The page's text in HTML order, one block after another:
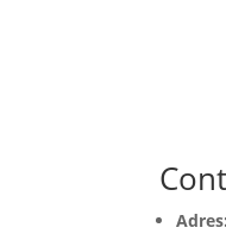
Adres: